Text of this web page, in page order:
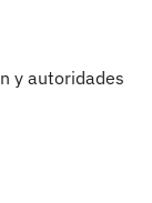
y autoridades